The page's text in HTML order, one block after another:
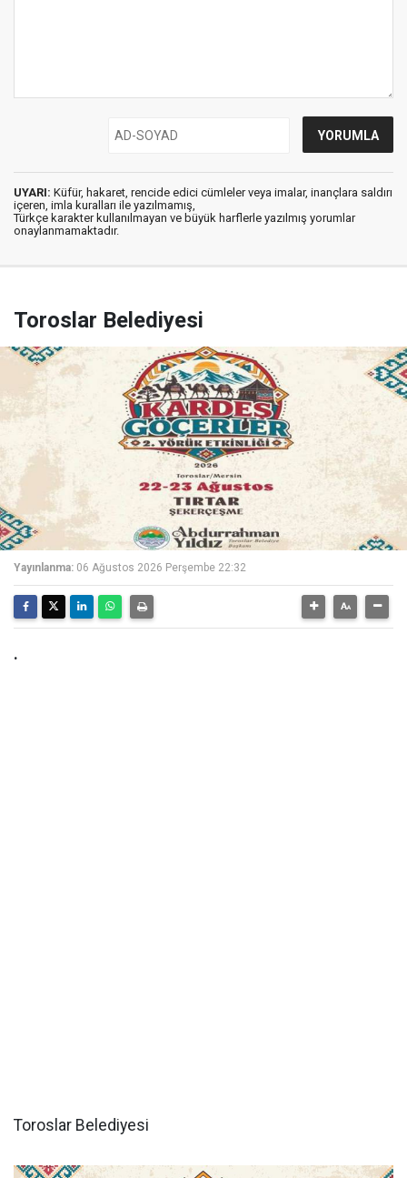
UYARI: Küfür, hakaret, rencide edici cümleler veya imalar, inançlara saldırı
içeren, imla kuralları ile yazılmamış,
Türkçe karakter kullanılmayan ve büyük harflerle yazılmış yorumlar
onaylanmamaktadır.
Toroslar Belediyesi
Yayınlanma: 06 Ağustos 2026 Perşembe 22:32
.
Toroslar Belediyesi